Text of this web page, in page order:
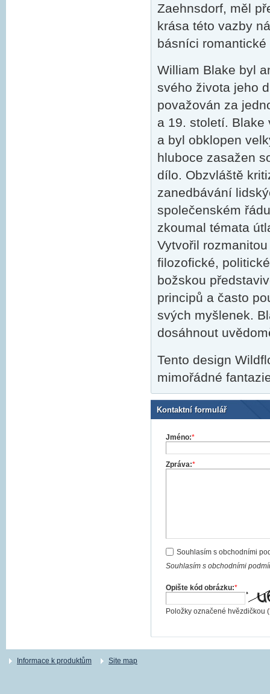
Zaehnsdorf, měl
krása této vazby
básníci
William Blake byl
svého života jeho
považován za
a 19. století. Blake
a byl obklopen
hluboce zasažen
dílo. Obzvláště
zanedbávání
společenském
zkoumal témata
Vytvořil
filozofické,
božskou
principů a často
svých myšlenek.
dosáhnout
Tento design
mimořádné
Kontaktní formulář
Jméno:*
Zpráva:*
Souhlasím s obchodními
Souhlasím s obchodními
Opište kód obrázku:*
Položky označené hvězdičkou (
Informace k produktům Site map